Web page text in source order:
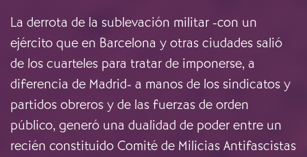
La derrota de la sublevación militar -con un
ejército que en Barcelona y otras ciudades salió
de los cuarteles para tratar de imponerse, a
diferencia de Madrid- a manos de los sindicatos y
partidos obreros y de las fuerzas de orden
público, generó una dualidad de poder entre un
recién constituido Comité de Milicias Antifascistas